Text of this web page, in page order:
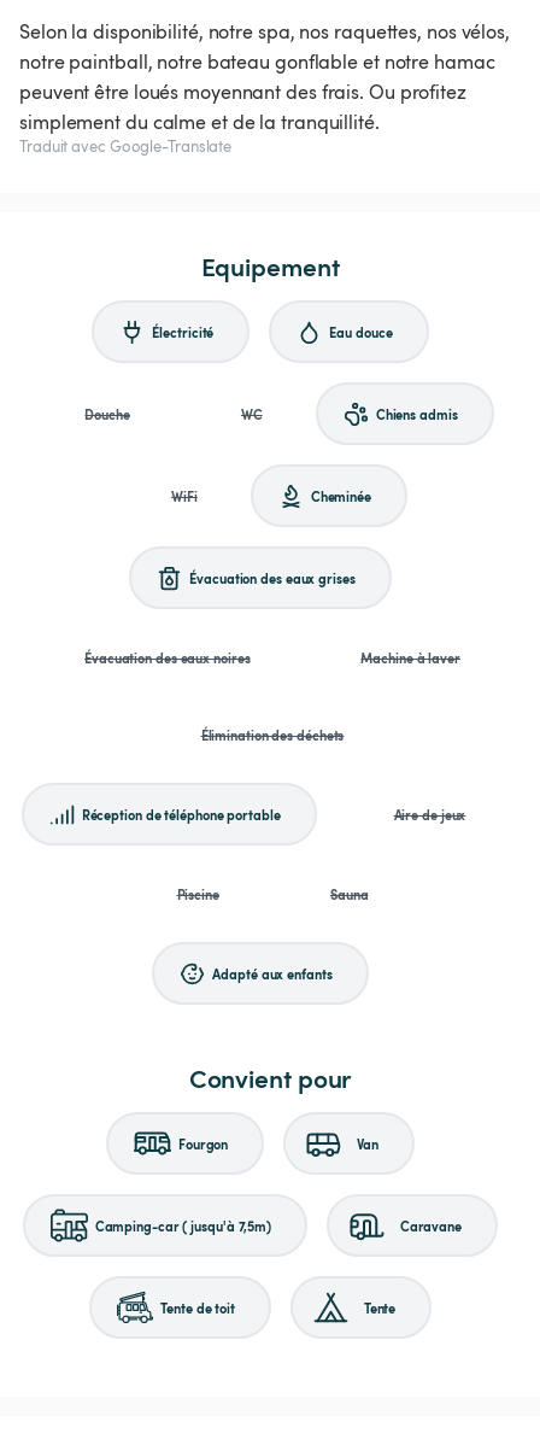
Selon la disponibilité, notre spa, nos raquettes, nos vélos,
notre paintball, notre bateau gonflable et notre hamac
peuvent être loués moyennant des frais. Ou profitez
simplement du calme et de la tranquillité.
Traduit avec Google-Translate
Equipement
Électricité Eau douce
Douche WC Chiens admis
WiFi Cheminée
Évacuation des eaux grises
Évacuation des eaux noires Machine à laver
Élimination des déchets
Réception de téléphone portable Aire de jeux
Piscine Sauna
Adapté aux enfants
Convient pour
Fourgon Van
Camping-car (jusqu'à 7,5m) Caravane
Tente de toit Tente